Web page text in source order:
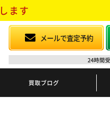
ます
買取ブログ
メールで査定予約
24時間